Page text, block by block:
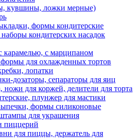
кувшины, ложки мерные)
формы кондитерские
кондитерских насадок
карамелью, с марципаном
для охлажденных тортов
лопатки
дозаторы, сепараторы для яиц
ножи для коржей, делители для торта
плунжер для мастики
формы силиконовые
для украшения
пиццерий
для пиццы, держатель для